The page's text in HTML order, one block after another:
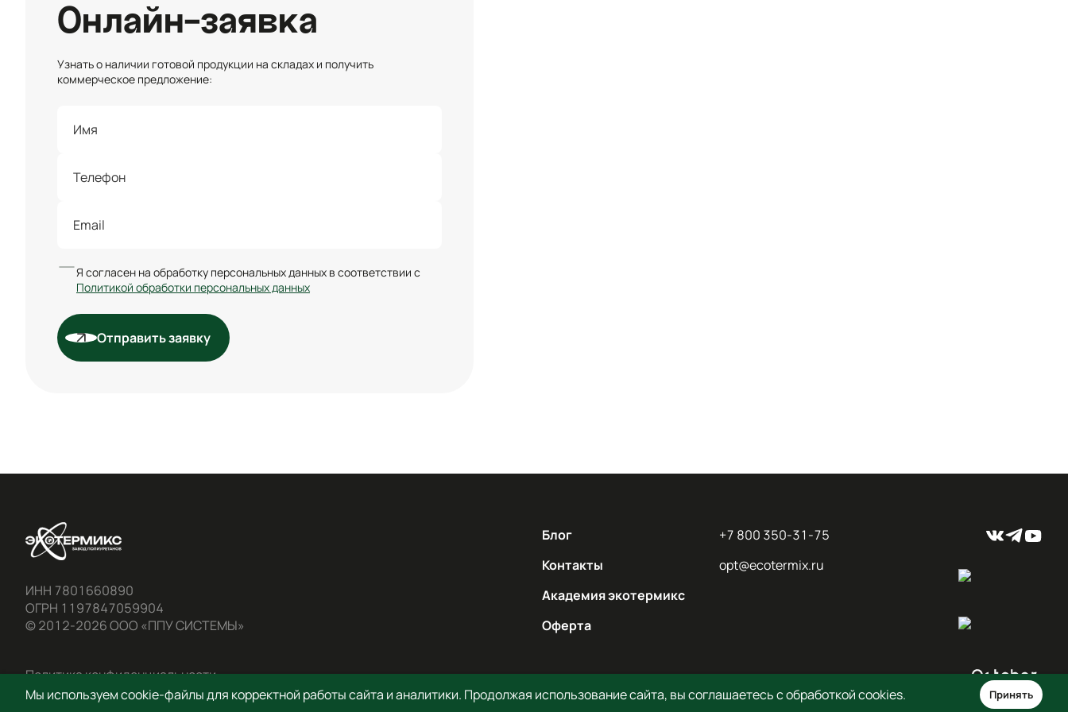
Онлайн-заявка
Узнать о наличии готовой продукции на складах и получить
коммерческое предложение:
Я согласен на обработку персональных данных в соответствии с
Политикой обработки персональных данных
Отправить заявку
ИНН 7801660890
ОГРН 1197847059904
© 2012-2026 ООО «ППУ СИСТЕМЫ»
Блог
Контакты
Академия экотермикс
Оферта
+7 800 350-31-75
opt@ecotermix.ru
Политика конфиденциальности
Мы используем cookie-файлы для корректной работы сайта и аналитики. Продолжая использование сайта, вы соглашаетесь с обработкой cookies.
Принять